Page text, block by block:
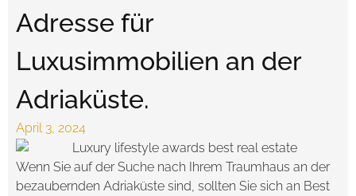
Adresse für
Luxusimmobilien an der
Adriaküste.
April 3, 2024
Wenn Sie auf der Suche nach Ihrem Traumhaus an der
bezaubernden Adriaküste sind, sollten Sie sich an Best